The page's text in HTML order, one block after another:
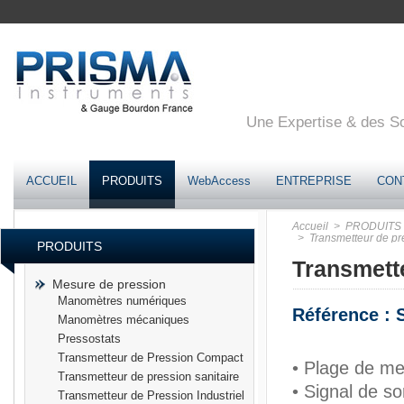
Une Expertise & des
ACCUEIL PRODUITS WebAccess ENTREPRISE
PRODUITS
Mesure de pression
Manomètres numériques
Manomètres mécaniques
Pressostats
Transmetteur de Pression Compact
Transmetteur de pression sanitaire
Transmetteur de Pression Industriel
Accueil > PRODUITS
> Transmetteur de
Référence :
• Plage de
• Signal de